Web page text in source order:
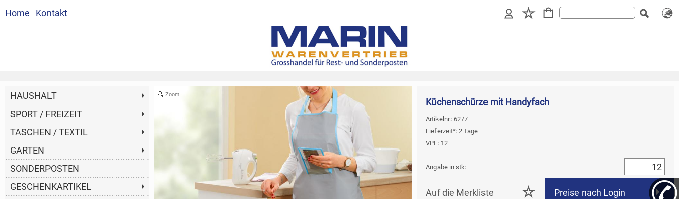
Home Kontakt
HAUSHALT
SPORT / FREIZEIT
TASCHEN / TEXTIL
GARTEN
SONDERPOSTEN
GESCHENKARTIKEL
Zoom
Küchenschürze mit Handyfach
Artikelnr.: 6277
Lieferzeit*:2 Tage
VPE:12
Angabe in stk:
Auf die Merkliste Preise nach Login